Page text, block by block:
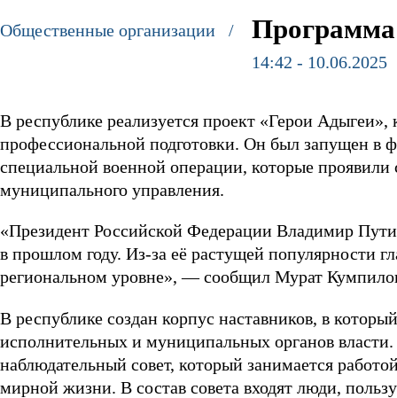
Общественные организации /
14:42 - 10.06.2025
В республике реализуется проект «Герои
профессиональной подготовки. Он был запущен в
специальной военной операции, которые проявили
муниципального управления.
«Президент Российской Федерации Владимир
в прошлом году. Из-за её растущей популярности
региональном уровне», — сообщил Мурат
В республике создан корпус наставников, в
исполнительных и муниципальных органов
наблюдательный совет, который занимается
мирной жизни. В состав совета входят люди,